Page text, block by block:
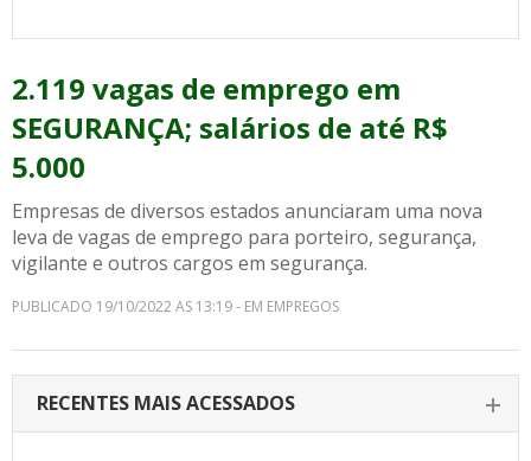
2.119 vagas de emprego em
SEGURANÇA; salários de até R$
5.000
Empresas de diversos estados anunciaram uma nova
leva de vagas de emprego para porteiro, segurança,
vigilante e outros cargos em segurança.
PUBLICADO 19/10/2022 AS 13:19 - EM EMPREGOS
RECENTES MAIS ACESSADOS